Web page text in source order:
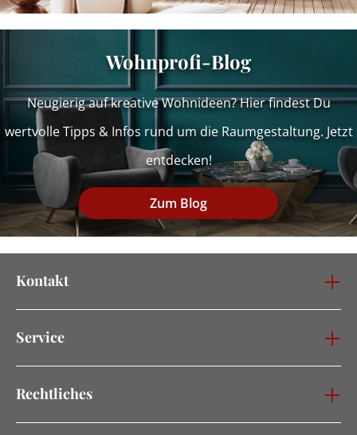
Wohnprofi-Blog
Neugierig auf kreative Wohnideen? Hier findest Du
wertvolle Tipps & Infos rund um die Raumgestaltung. Jetzt
entdecken!
Zum Blog
Kontakt
Service
Rechtliches